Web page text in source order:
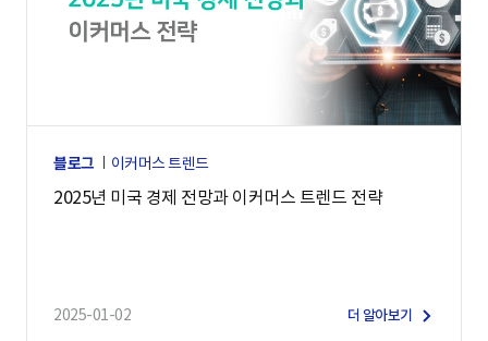
블로그 이커머스 트렌드
2025년 미국 경제 전망과 이커머스 트렌드 전략
2025-01-02 더 알아보기